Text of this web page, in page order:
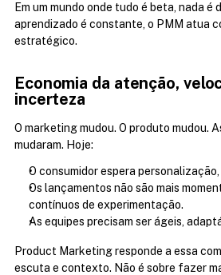
Em um mundo onde tudo é beta, nada é
aprendizado é constante, o PMM atua
estratégico.
Economia da atenção,
incerteza
O marketing mudou. O produto mudou.
mudaram. Hoje:
O consumidor espera
Os lançamentos não são mais
contínuos de experimentação.
As equipes precisam ser ágeis,
Product Marketing responde a essa
escuta e contexto. Não é sobre fazer